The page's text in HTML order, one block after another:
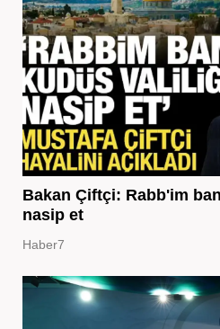
Bakan Çiftçi: Rabb'im
nasip et
Haber7